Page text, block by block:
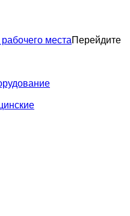
местаПерейдите